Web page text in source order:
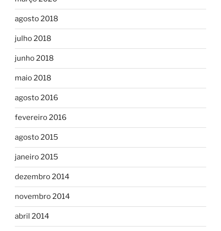
agosto 2018
julho 2018
junho 2018
maio 2018
agosto 2016
fevereiro 2016
agosto 2015
janeiro 2015
dezembro 2014
novembro 2014
abril 2014